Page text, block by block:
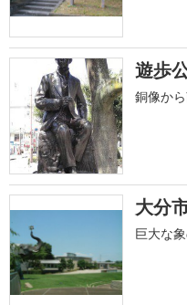
遊歩
銅像か
大分
巨大な